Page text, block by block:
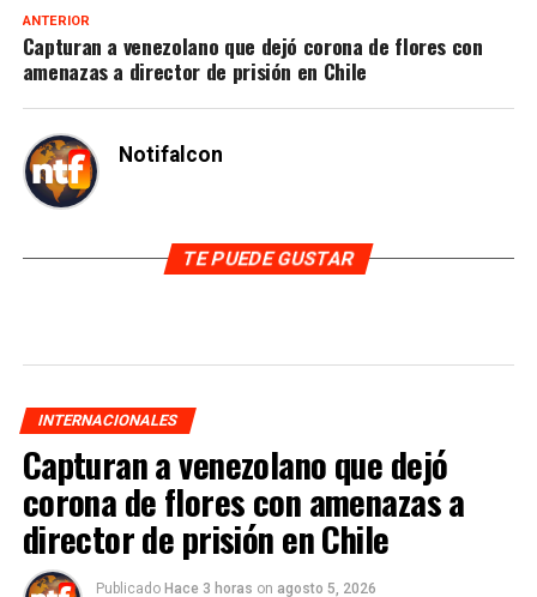
ANTERIOR
Capturan a venezolano que dejó corona de flores con
amenazas a director de prisión en Chile
Notifalcon
TE PUEDE GUSTAR
INTERNACIONALES
Capturan a venezolano que dejó
corona de flores con amenazas a
director de prisión en Chile
Publicado Hace 3 horas on agosto 5, 2026